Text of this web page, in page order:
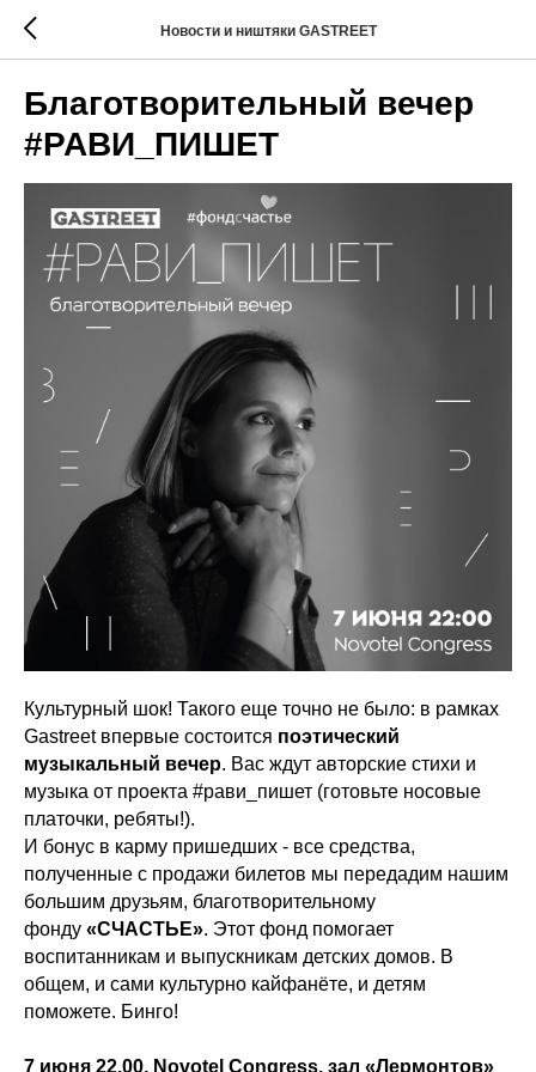
Новости и ништяки GASTREET
Благотворительный вечер
#РАВИ_ПИШЕТ
Культурный шок! Такого еще точно не было: в рамках
Gastreet впервые состоится поэтический
музыкальный вечер. Вас ждут авторские стихи и
музыка от проекта #рави_пишет (готовьте носовые
платочки, ребяты!).
И бонус в карму пришедших - все средства,
полученные с продажи билетов мы передадим нашим
большим друзьям, благотворительному
фонду «СЧАСТЬЕ». Этот фонд помогает
воспитанникам и выпускникам детских домов. В
общем, и сами культурно кайфанёте, и детям
поможете. Бинго!
7 июня 22.00, Novotel Congress, зал «Лермонтов»